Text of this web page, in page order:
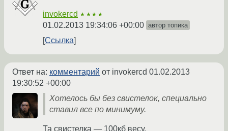
invokercd ★★★★
01.02.2013 19:34:06 +00:00 автор топика
Ссылка
Ответ на: комментарий от invokercd 01.02.2013
19:30:52 +00:00
Хотелось бы без свистелок, специально
ставил все по минимуму.
Та свистелка — 100кб весу.